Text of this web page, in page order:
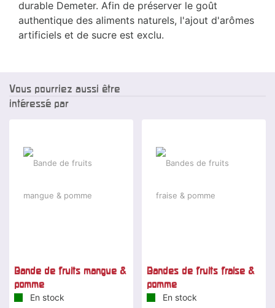
durable Demeter. Afin de préserver le goût
authentique des aliments naturels, l'ajout d'arômes
artificiels et de sucre est exclu.
Vous pourriez aussi être
intéressé par
Bande de fruits mangue &
pomme
En stock
Bandes de fruits fraise &
pomme
En stock